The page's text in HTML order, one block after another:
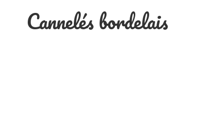
Cannelés bordelais